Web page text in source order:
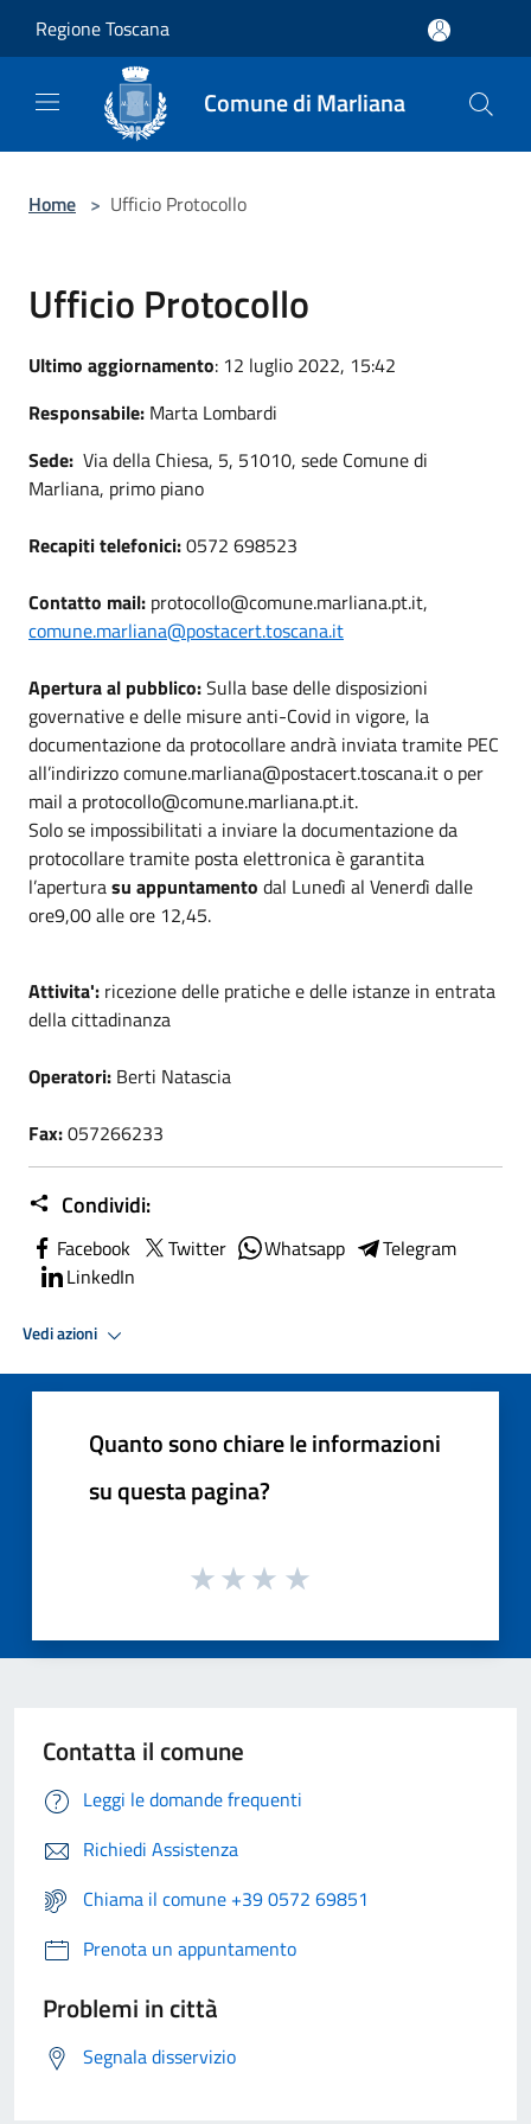
Regione Toscana
Comune di Marliana
Home > Ufficio Protocollo
Ufficio Protocollo
Ultimo aggiornamento: 12 luglio 2022, 15:42
Responsabile: Marta Lombardi
Sede: Via della Chiesa, 5, 51010, sede Comune di
Marliana, primo piano
Recapiti telefonici:0572 698523
Contatto mail: protocollo@comune.marliana.pt.it,
comune.marliana@postacert.toscana.it
Apertura al pubblico:Sulla base delle disposizioni
governative e delle misure anti-Covid in vigore, la
documentazione da protocollare andrà inviata tramite PEC
all’indirizzo comune.marliana@postacert.toscana.it o per
mail a protocollo@comune.marliana.pt.it.
Solo se impossibilitati a inviare la documentazione da
protocollare tramite posta elettronica è garantita
l’aperturasu appuntamento dal Lunedì al Venerdì dalle
ore9,00 alle ore 12,45.
Attivita': ricezione delle pratiche e delle istanze in entrata
della cittadinanza
Operatori: Berti Natascia
Fax:057266233
Condividi:
Facebook Twitter Whatsapp
Telegram
LinkedIn
Vedi azioni
Quanto sono chiare le informazioni
su questa pagina?
Contatta il comune
Leggi le domande frequenti
Richiedi Assistenza
Chiama il comune +39 0572 69851
Prenota un appuntamento
Problemi in città
Segnala disservizio